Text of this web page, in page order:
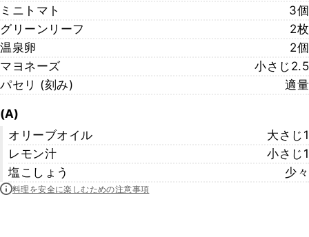
ミニトマト
3個
グリーンリーフ
2枚
温泉卵
2個
マヨネーズ
小さじ2.5
パセリ (刻み)
適量
(A)
オリーブオイル
大さじ1
レモン汁
小さじ1
塩こしょう
少々
料理を安全に楽しむための注意事項